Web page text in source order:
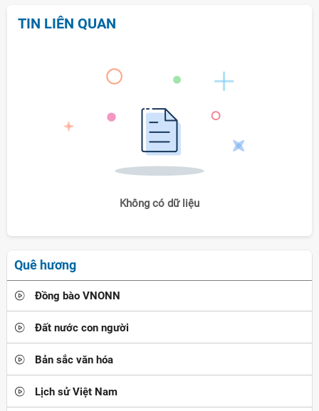
TIN LIÊN QUAN
Không có dữ liệu
Quê hương
Đồng bào VNONN
Đất nước con người
Bản sắc văn hóa
Lịch sử Việt Nam